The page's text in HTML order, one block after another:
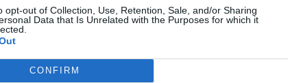
opt-out of Collection, Use, Retention, Sale, and/or Sharing
Data that Is Unrelated with the Purposes for which it
CONFIRM